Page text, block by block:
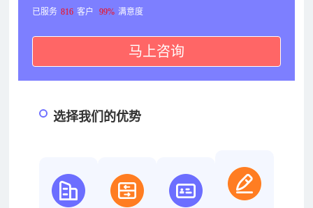
已服务 816 客户 99% 满意度
马上咨询
选择我们的优势